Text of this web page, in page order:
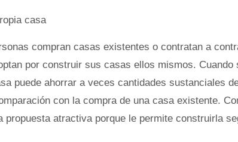
compran casas existentes o contratan a
por construir sus casas ellos mismos. Cuando
puede ahorrar a veces cantidades sustanciales
con la compra de una casa existente.
propuesta atractiva porque le permite construirla